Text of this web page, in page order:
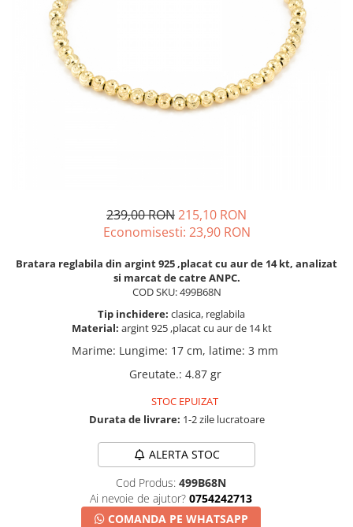
PIERCING
SETURI BIJUTERII
ACE DE CRAVATA
BUTONI
BRATARA TIP ROZARIU
LANTURI TIP ROZARIU
239,00 RON215,10 RON
Economisesti: 23,90 RON
Bratara reglabila din argint 925 ,placat cu aur de 14 kt, analizat
si marcat de catre ANPC.
COD SKU: 499B68N
Tip inchidere: clasica, reglabila
Material: argint 925 ,placat cu aur de 14 kt
Marime: Lungime: 17 cm, latime: 3 mm
Greutate.: 4.87 gr
STOC EPUIZAT
Durata de livrare: 1-2 zile lucratoare
ALERTA STOC
Cod Produs: 499B68N
Ai nevoie de ajutor? 0754242713
COMANDA PE WHATSAPP